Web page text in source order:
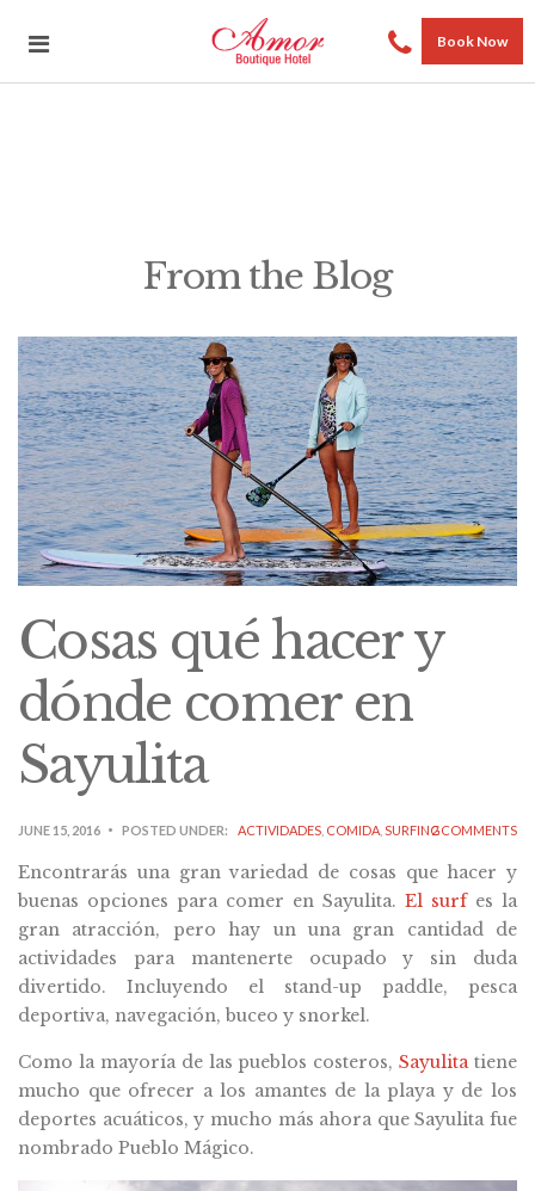
Book Now
From the Blog
Cosas qué hacer y
dónde comer en
Sayulita
JUNE 15, 2016 POSTED UNDER: ACTIVIDADES COMIDA SURFING2 COMMENTS
Encontrarás una gran variedad de cosas que hacer y
buenas opciones para comer en Sayulita. El surfes la
gran atracción, pero hay un una gran cantidad de
actividades para mantenerte ocupado y sin duda
divertido. Incluyendo el stand-up paddle, pesca
deportiva, navegación, buceo y snorkel.
Como la mayoría de las pueblos costeros,Sayulitatiene
mucho que ofrecer a los amantes de la playa y de los
deportes acuáticos, y mucho más ahora que Sayulita fue
nombrado Pueblo Mágico.